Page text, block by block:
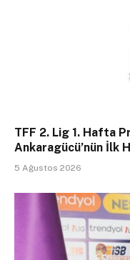
TFF 2. Lig 1. Hafta
Ankaragücü’nün İlk
5 Ağustos 2026